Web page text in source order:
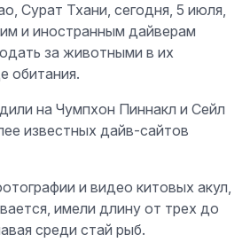
Сурат Тхани, сегодня, 5 июля,
и иностранным дайверам
за животными в их
обитания.
на Чумпхон Пиннакл и Сейл
известных дайв-сайтов
и видео китовых акул,
имели длину от трех до
среди стай рыб.